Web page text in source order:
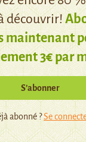
découvrir!
maintenant
3€ par
S’abonner
abonné ?Se